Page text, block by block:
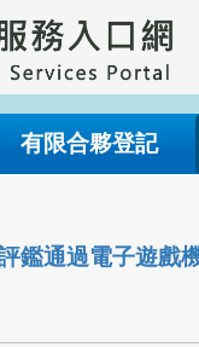
有限合夥登記
鑑通過電子遊戲